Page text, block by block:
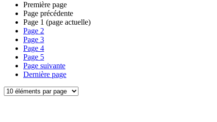
Première page
Page précédente
Page 1 (page actuelle)
Page 2
Page 3
Page 4
Page 5
Page suivante
Dernière page